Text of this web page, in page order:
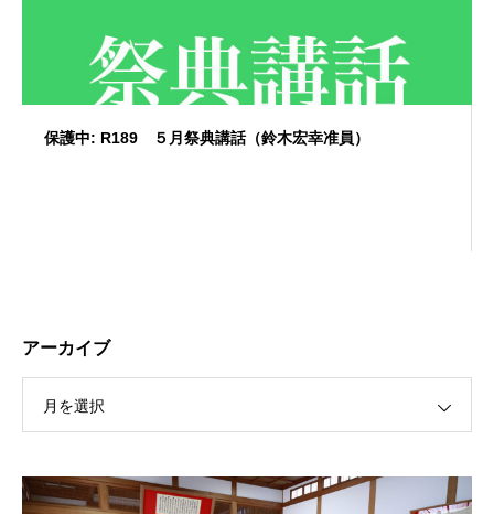
保護中: R189 ５月祭典講話（鈴木宏幸准員）
保護中: R189 ４月祭典講話（太田信弘役員）
アーカイブ
月を選択